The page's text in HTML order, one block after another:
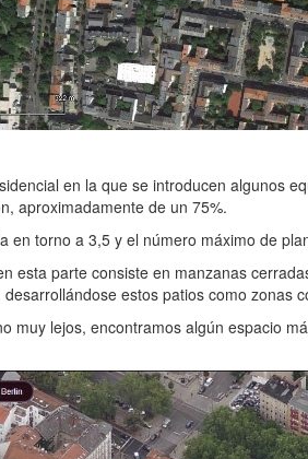
en la que se introducen algunos
aproximadamente de un 75%.
en torno a 3,5 y el número máximo de
esta parte consiste en manzanas
estos patios como zonas
muy lejos, encontramos algún espacio